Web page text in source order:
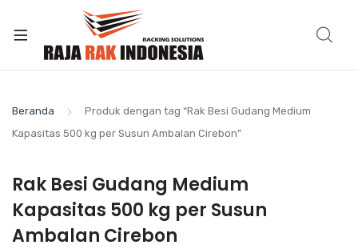
Beranda
Produk dengan tag “Rak Besi Gudang Medium
Kapasitas 500 kg per Susun Ambalan Cirebon”
Rak Besi Gudang Medium
Kapasitas 500 kg per Susun
Ambalan Cirebon